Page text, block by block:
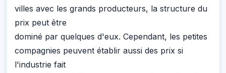
villes avec les grands producteurs, la structure du
prix peut être
dominé par quelques d'eux. Cependant, les petites
compagnies peuvent établir aussi des prix si
l'industrie fait